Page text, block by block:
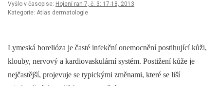
Vyšlo v časopise: Hojení ran 7, č. 3: 17-18, 2013
Kategorie: Atlas dermatologie
Lymeská borelióza je časté infekční onemocnění postihující kůži,
klouby, nervový a kardiovaskulární systém. Postižení kůže je
nejčastější, projevuje se typickými změnami, které se liší